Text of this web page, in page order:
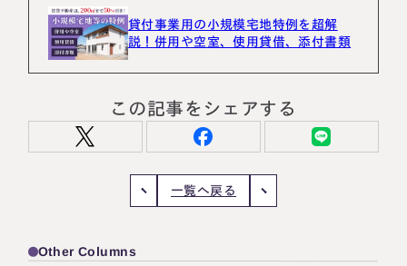
貸付事業用の小規模宅地特例を超解
説！併用や空室、使用貸借、添付書類
この記事をシェアする
一覧へ戻る
Other Columns